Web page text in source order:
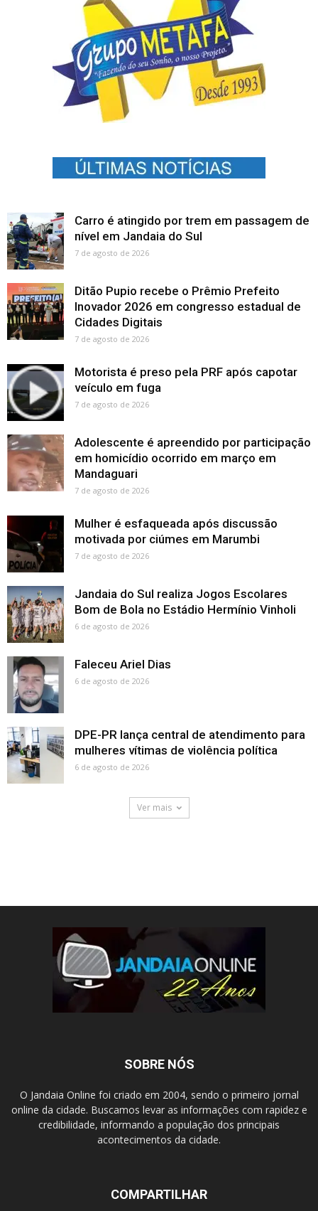
Carro é atingido por trem em passagem de
nível em Jandaia do Sul
7 de agosto de 2026
Ditão Pupio recebe o Prêmio Prefeito
Inovador 2026 em congresso estadual de
Cidades Digitais
7 de agosto de 2026
Motorista é preso pela PRF após capotar
veículo em fuga
7 de agosto de 2026
Adolescente é apreendido por participação
em homicídio ocorrido em março em
Mandaguari
7 de agosto de 2026
Mulher é esfaqueada após discussão
motivada por ciúmes em Marumbi
7 de agosto de 2026
Jandaia do Sul realiza Jogos Escolares
Bom de Bola no Estádio Hermínio Vinholi
6 de agosto de 2026
Faleceu Ariel Dias
6 de agosto de 2026
DPE-PR lança central de atendimento para
mulheres vítimas de violência política
6 de agosto de 2026
Ver mais
SOBRE NÓS
O Jandaia Online foi criado em 2004, sendo o primeiro jornal
online da cidade. Buscamos levar as informações com rapidez e
credibilidade, informando a população dos principais
acontecimentos da cidade.
COMPARTILHAR